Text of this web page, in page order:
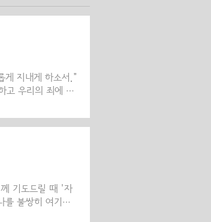
게 지내게 하소서.”
고 우리의 죄에 대
우리가 우리에게
죄의 용서를 구하
기도드릴 때 '자
를 불쌍히 여기소